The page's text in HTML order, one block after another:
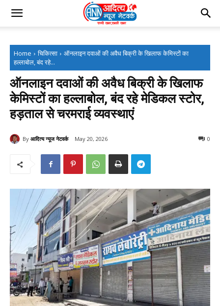
Home चिकित्सा
ऑनलाइन दवाओं की अवैध बिक्री के खिलाफ केमिस्टों का
हल्लाबोल, बंद रहे...
ऑनलाइन दवाओं की अवैध बिक्री के खिलाफ
केमिस्टों का हल्लाबोल, बंद रहे मेडिकल स्टोर,
हड़ताल से चरमराई व्यवस्थाएं
By आदित्य न्यूज नेटवर्क May 20, 2026 0